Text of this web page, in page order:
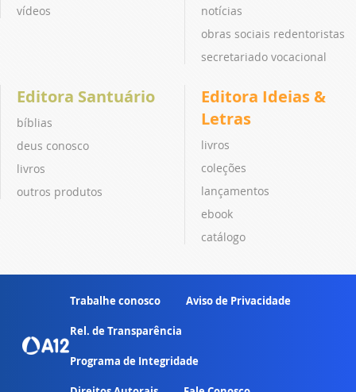
vídeos
notícias
obras sociais redentoristas
secretariado vocacional
Editora Santuário
bíblias
deus conosco
livros
outros produtos
Editora Ideias &
Letras
livros
coleções
lançamentos
ebook
catálogo
Trabalhe conosco Aviso de Privacidade
Rel. de Transparência
Programa de Integridade